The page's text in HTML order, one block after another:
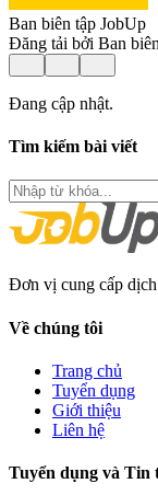
Ban biên tập JobUp
Đăng tải bởi Ban
Đang cập nhật.
Tìm kiếm bài viết
Đơn vị cung cấp
Về chúng tôi
Trang chủ
Tuyển dụng
Giới thiệu
Liên hệ
Tuyển dụng và Tin